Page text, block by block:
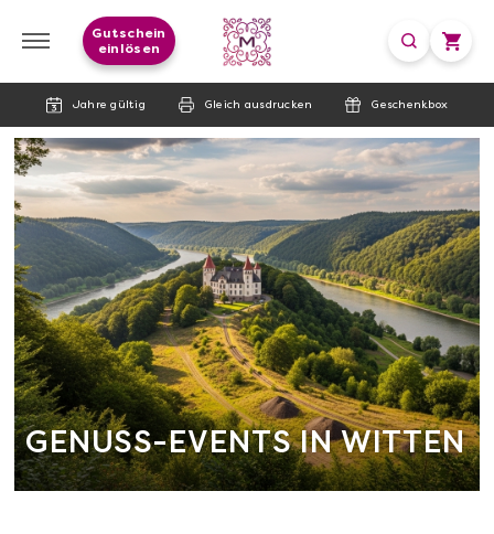
Jahre gültig Gleich ausdrucken Geschenkbox
Gutschein
einlösen
GENUSS-EVENTS IN WITTEN